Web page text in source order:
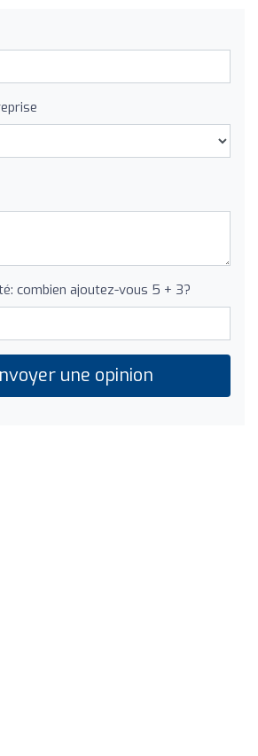
combien ajoutez-vous 5 + 3?
une opinion